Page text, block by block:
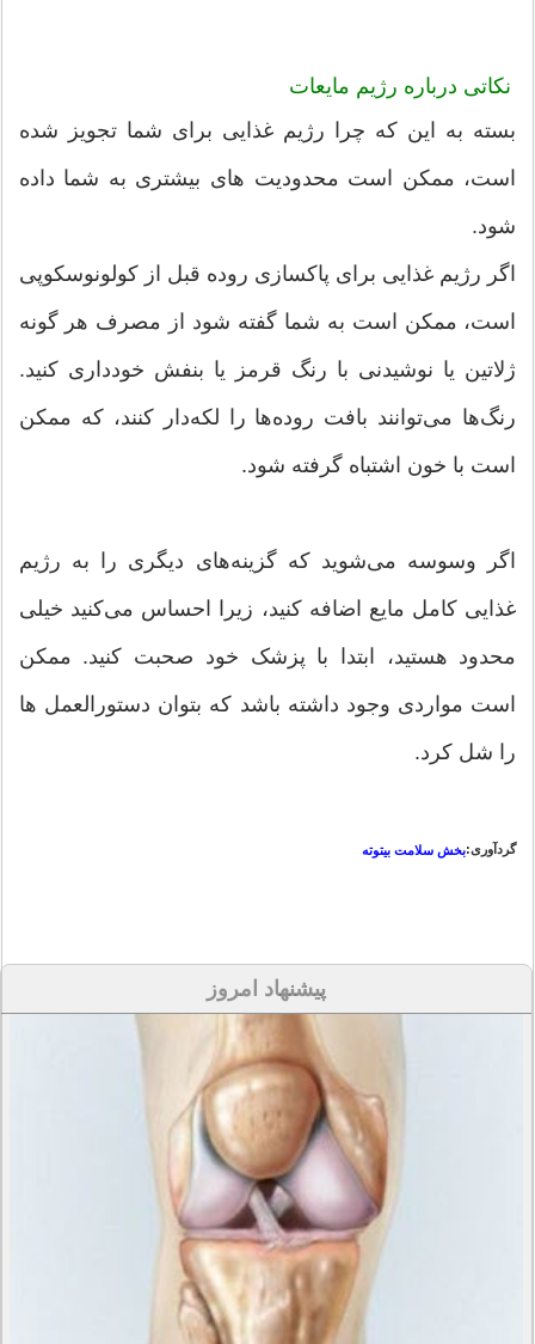
نکاتی درباره رژیم مایعات
بسته به این که چرا رژیم غذایی برای شما تجویز شده
است، ممکن است محدودیت های بیشتری به شما داده
شود.
اگر رژیم غذایی برای پاکسازی روده قبل از کولونوسکوپی
است، ممکن است به شما گفته شود از مصرف هر گونه
ژلاتین یا نوشیدنی با رنگ قرمز یا بنفش خودداری کنید.
رنگ‌ها می‌توانند بافت روده‌ها را لکه‌دار کنند، که ممکن
است با خون اشتباه گرفته شود.
اگر وسوسه می‌شوید که گزینه‌های دیگری را به رژیم
غذایی کامل مایع اضافه کنید، زیرا احساس می‌کنید خیلی
محدود هستید، ابتدا با پزشک خود صحبت کنید. ممکن
است مواردی وجود داشته باشد که بتوان دستورالعمل ها
را شل کرد.
گردآوری:بخش سلامت بیتوته
پیشنهاد امروز